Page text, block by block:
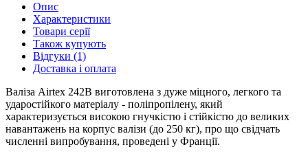
Опис
Характеристики
Товари серії
Також купують
Відгуки (1)
Доставка і оплата
Валіза Airtex 242B виготовлена з дуже міцного, легкого та
ударостійкого матеріалу - поліпропілену, який
характеризується високою гнучкістю і стійкістю до великих
навантажень на корпус валізи (до 250 кг), про що свідчать
численні випробування, проведені у Франції.